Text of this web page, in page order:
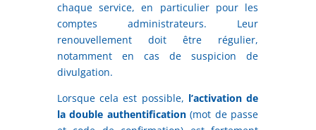
chaque service, en particulier pour les
comptes administrateurs. Leur
renouvellement doit être régulier,
notamment en cas de suspicion de
divulgation.
Lorsque cela est possible, l’activation de
la double authentification(mot de passe